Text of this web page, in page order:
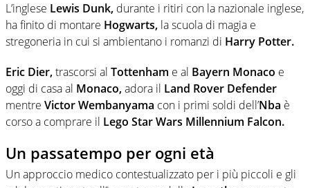
L’inglese Lewis Dunk, durante i ritiri con la nazionale inglese,
ha finito di montare Hogwarts, la scuola di magia e
stregoneria in cui si ambientano i romanzi di Harry Potter.
Eric Dier,trascorsi al Tottenham e al Bayern Monaco e
oggi di casa al Monaco,adora il Land Rover Defender
mentre Victor Wembanyama con i primi soldi dell’Nba è
corso a comprare il Lego Star Wars Millennium Falcon.
Un passatempo per ogni età
Un approccio medico contestualizzato per i più piccoli e gli